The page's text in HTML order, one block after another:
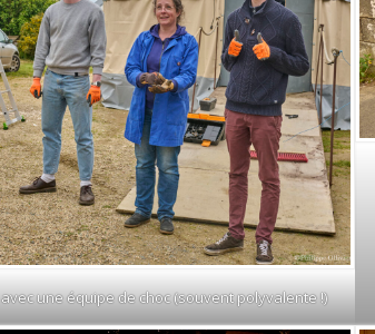
avec une équipe de choc (souvent polyvalente !)